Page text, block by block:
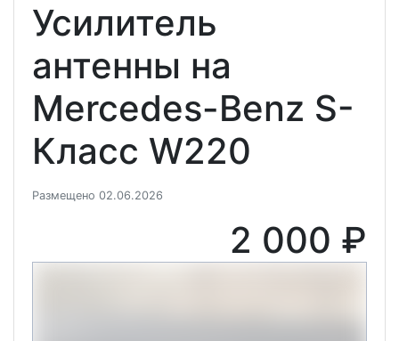
Усилитель
антенны на
Mercedes-Benz S-
Класс W220
Размещено 02.06.2026
2 000 ₽